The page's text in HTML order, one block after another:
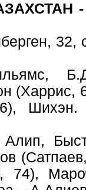
-
32,
(Харрис,
Шихэн.
74),